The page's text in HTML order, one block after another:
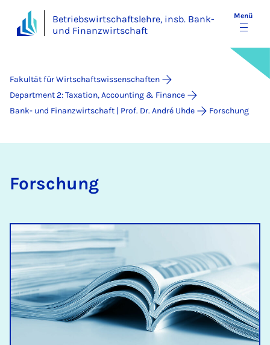
Betriebswirtschaftslehre, insb. Bank-
und Finanzwirtschaft
Menü
Fakultät für Wirtschaftswissenschaften
Department 2: Taxation, Accounting & Finance
Bank- und Finanzwirtschaft | Prof. Dr. André Uhde
Forschung
Forschung